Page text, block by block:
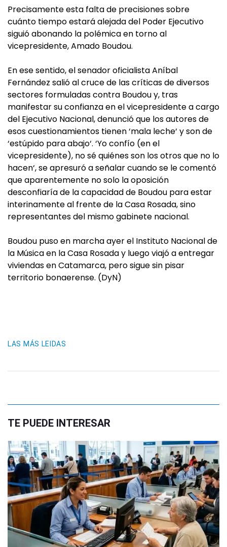
Precisamente esta falta de precisiones sobre
cuánto tiempo estará alejada del Poder Ejecutivo
siguió abonando la polémica en torno al
vicepresidente, Amado Boudou.
En ese sentido, el senador oficialista Aníbal
Fernández salió al cruce de las críticas de diversos
sectores formuladas contra Boudou y, tras
manifestar su confianza en el vicepresidente a cargo
del Ejecutivo Nacional, denunció que los autores de
esos cuestionamientos tienen ‘mala leche‘ y son de
‘estúpido para abajo‘. ‘Yo confío (en el
vicepresidente), no sé quiénes son los otros que no lo
hacen‘, se apresuró a señalar cuando se le comentó
que aparentemente no solo la oposición
desconfiaría de la capacidad de Boudou para estar
interinamente al frente de la Casa Rosada, sino
representantes del mismo gabinete nacional.
Boudou puso en marcha ayer el Instituto Nacional de
la Música en la Casa Rosada y luego viajó a entregar
viviendas en Catamarca, pero sigue sin pisar
territorio bonaerense. (DyN)
LAS MÁS LEIDAS
TE PUEDE INTERESAR